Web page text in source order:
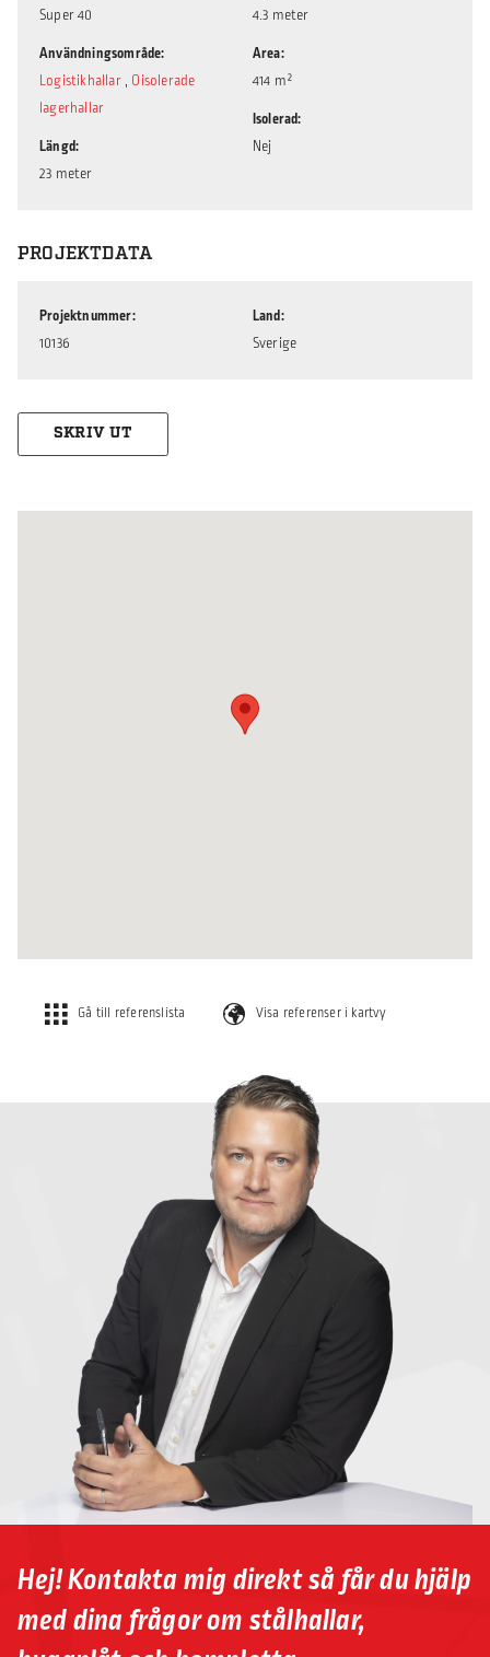
Super 40
Användningsområde
Logistikhallar , Oisolerade
lagerhallar
Längd
23 meter
4.3 meter
Area
414 m²
Isolerad
Nej
PROJEKTDATA
Projektnummer
10136
Land
Sverige
SKRIV UT
Gå till referenslista Visa referenser i kartvy
Hej! Kontakta mig direkt så får du hjälp
med dina frågor om stålhallar,